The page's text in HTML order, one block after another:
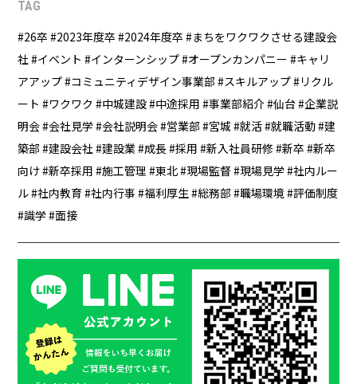
TAG
26卒 2023年度卒 2024年度卒
まちをワクワクさせる建設会
社 イベント インターンシップ オープンカンパニー
キャリ
アアップ コミュニティデザイン事業部 スキルアップ
リクル
ート
ワクワク 中城建設 中途採用 事業部紹介 仙台 企業説
明会 会社見学 会社説明会 営業部 宮城 就活 就職活動 建
築部
建設会社 建設業 成長 採用 新入社員研修 新卒
新卒
向け 新卒採用 施工管理 東北 現場監督 現場見学
社内ルー
ル 社内教育 社内行事 福利厚生 総務部 職場環境 評価制度
識学
面接